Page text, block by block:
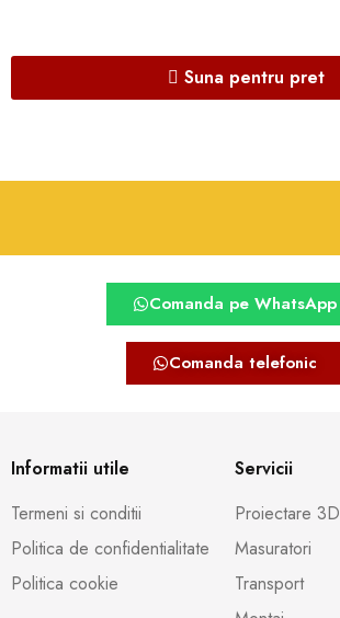
Suna pentru pret
Comanda pe WhatsApp
Comanda telefonic
Informatii utile
Termeni si conditii
Politica de confidentialitate
Politica cookie
Servicii
Proiectare 3D
Masuratori
Transport